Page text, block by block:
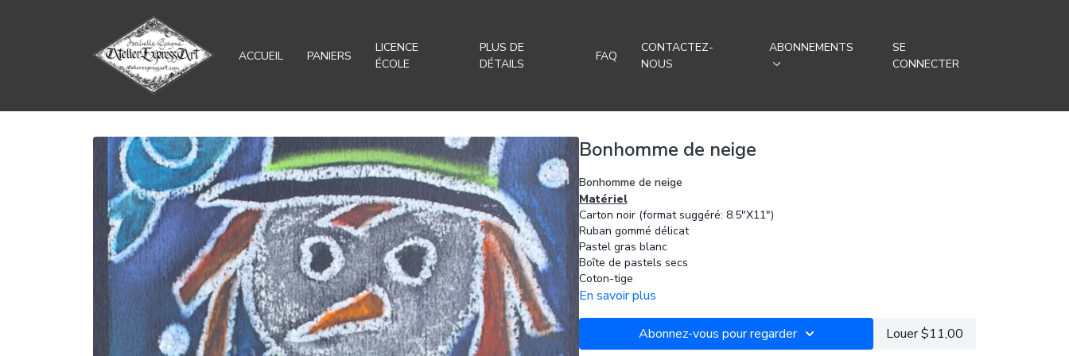
ACCUEIL PANIERS
LICENCE
ÉCOLE
PLUS DE
DÉTAILS
FAQ
CONTACTEZ-
NOUS
ABONNEMENTS
SE
CONNECTER
Bonhomme de neige
Bonhomme de neige
Matériel
Carton noir (format suggéré: 8.5"X11")
Ruban gommé délicat
Pastel gras blanc
Boîte de pastels secs
Coton-tige
Fixatif à pastel
La vidéo comprend toutes les étapes pour réaliser le bonhomme de neige:
1 étape pour dessiner
En savoir plus
Abonnez-vous pour regarder Louer $11,00